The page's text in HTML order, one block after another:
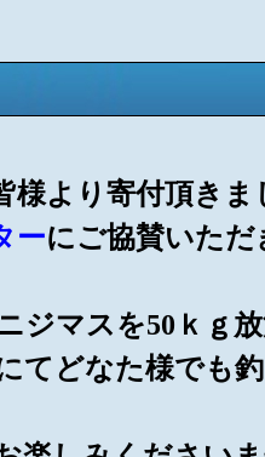
様より寄付頂き
ーにご協賛いただ
ジマスを50ｋｇ
てどなた様でも